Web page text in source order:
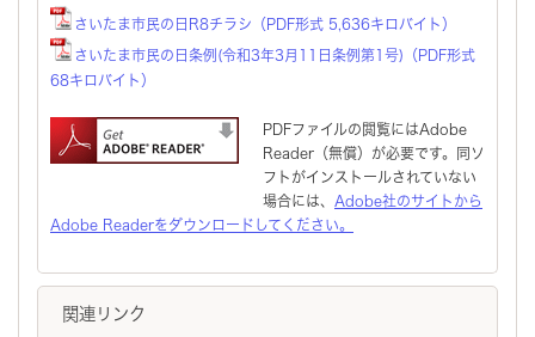
さいたま市民の日R8チラシ（PDF形式 5,636キロバイト）
さいたま市民の日条例(令和3年3月11日条例第1号)（PDF形式
68キロバイト）
PDFファイルの閲覧にはAdobe
Reader（無償）が必要です。同ソ
フトがインストールされていない
場合には、 Adobe社のサイトから
Adobe Readerをダウンロードしてください。
関連リンク